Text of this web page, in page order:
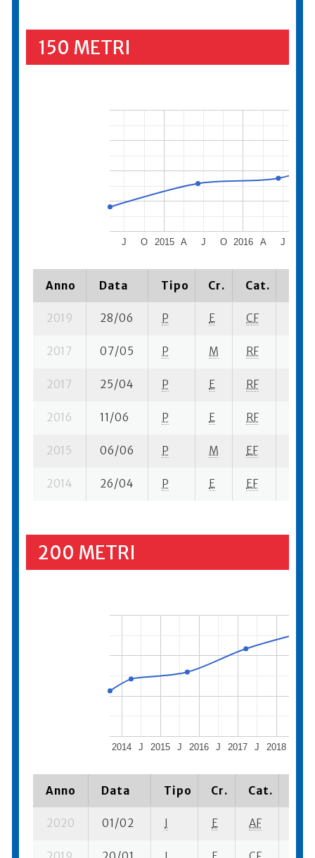
150 METRI
2015 2016
J O A J O A J
Anno Data Tipo Cr. Cat.
2019 28/06 P E CF
2017 07/05 P M RF
2017 25/04 P E RF
2016 11/06 P E RF
2015 06/06 P M EF
2014 26/04 P E EF
200 METRI
2014 2015 2016 2017 2018
J J J J
Anno Data Tipo Cr. Cat.
2020 01/02 I E AF